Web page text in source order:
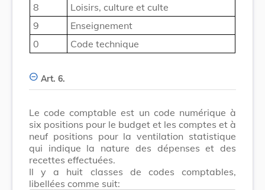
8
Loisirs, culture et culte
9
Enseignement
0
Code technique
Art. 6.
Le code comptable est un code numérique à
six positions pour le budget et les comptes et à
neuf positions pour la ventilation statistique
qui indique la nature des dépenses et des
recettes effectuées.
Il y a huit classes de codes comptables,
libellées comme suit: